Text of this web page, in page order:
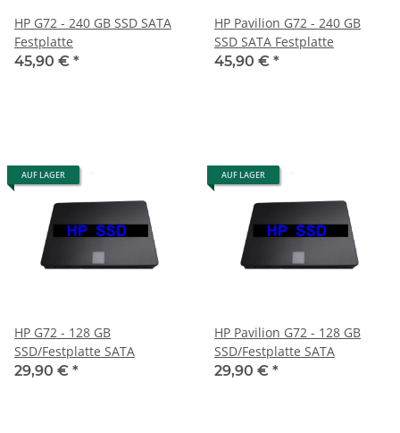
HP G72 - 240 GB SSD SATA
Festplatte
45,90 € *
HP Pavilion G72 - 240 GB
SSD SATA Festplatte
45,90 € *
AUF LAGER
HP G72 - 128 GB
SSD/Festplatte SATA
29,90 € *
AUF LAGER
HP Pavilion G72 - 128 GB
SSD/Festplatte SATA
29,90 € *